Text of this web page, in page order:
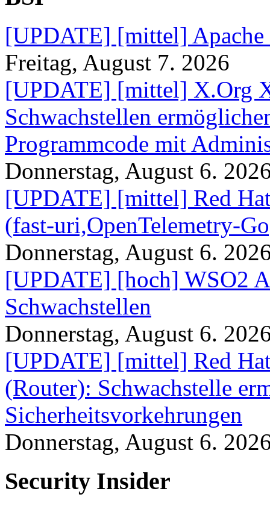
[UPDATE] [mittel] Apache
Freitag, August 7. 2026
[UPDATE] [mittel] X.Org
Schwachstellen
Programmcode mit
Donnerstag, August 6.
[UPDATE] [mittel] Red
(fast-uri,OpenTelemetry-
Donnerstag, August 6.
[UPDATE] [hoch] WSO2
Schwachstellen
Donnerstag, August 6.
[UPDATE] [mittel] Red
(Router): Schwachstelle
Sicherheitsvorkehrungen
Donnerstag, August 6.
Security Insider